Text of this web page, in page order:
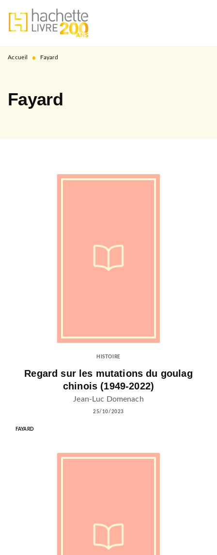
MENU RECHERCHE
PIED DE PAGE
Accueil • Fayard
Fayard
HISTOIRE
Regard sur les mutations du goulag
chinois (1949-2022)
Jean-Luc Domenach
25/10/2023
FAYARD